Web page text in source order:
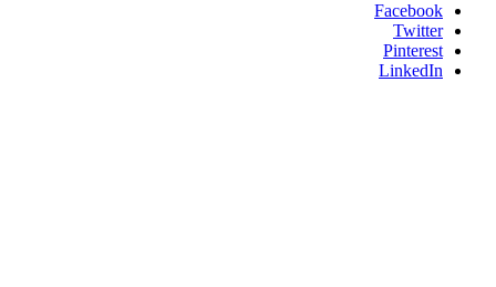
Facebook
Twitter
Pinterest
LinkedIn